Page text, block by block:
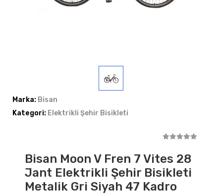
Marka: Bisan
Kategori: Elektrikli Şehir Bisikleti
Bisan Moon V Fren 7 Vites 28
Jant Elektrikli Şehir Bisikleti
Metalik Gri Siyah 47 Kadro